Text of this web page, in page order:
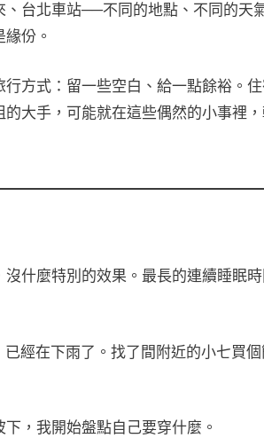
台北車站──不同的地點、不同的天
份。
行方式：留一些空白、給一點餘裕。
大手，可能就在這些偶然的小事裡
什麼特別的效果。最長的連續睡眠
經在下雨了。找了間附近的小七買
，我開始盤點自己要穿什麼。